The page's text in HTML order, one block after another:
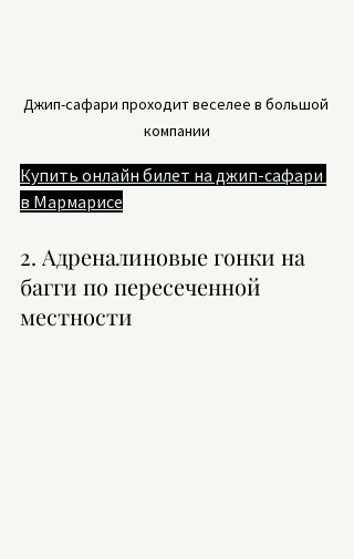
Джип-сафари проходит веселее в большой
компании
Купить онлайн билет на джип-сафари
в Мармарисе
2. Адреналиновые гонки на
багги по пересеченной
местности